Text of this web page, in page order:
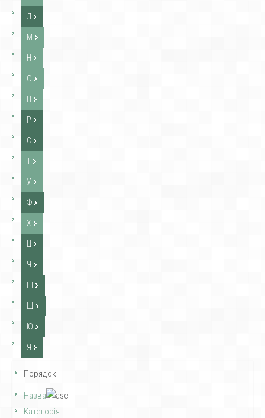
Л
М
Н
О
П
Р
С
Т
У
Ф
Х
Ч
Ю
Я
Порядок
Назва
Категорія